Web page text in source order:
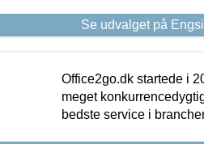
Se udvalget på
Office2go.dk startede i
meget
bedste service i